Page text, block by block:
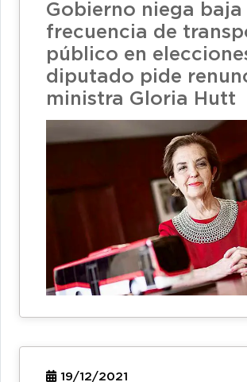
Gobierno niega baja
frecuencia de
público en
diputado pide
ministra Gloria Hutt
19/12/2021